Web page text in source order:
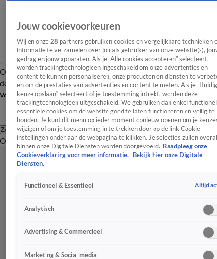
OverzichtAfleveringen Entertainment TV Algemeen
Tip
de redactieNieuwsbrief
Volg Shownieuws
Zoeken
OverzichtEntertainmentSpraakmakendRealityCrimeVideo's
Jouw cookievoorkeuren
Wij en onze 28 partners gebruiken cookies en vergelijkbare technieken
informatie te verzamelen over jou als gebruiker van onze website(s),
gedrag en jouw apparaten. Als je „Alle cookies accepteren” selecteert,
worden trackingtechnologieën ingeschakeld om onze advertenties en
content te kunnen personaliseren, onze producten en diensten te
en om de prestaties van advertenties en content te meten. Als je
keuze opslaan” selecteert of je toestemming intrekt, worden deze
trackingtechnologieën uitgeschakeld. We gebruiken dan enkel
essentiële cookies om de website goed te laten functioneren en veilig te
houden. Je kunt dit menu op ieder moment opnieuw openen om je
wijzigen of om je toestemming in te trekken door op de link Cookie-
instellingen onder aan de webpagina te klikken. Je selecties zullen overal
binnen onze Digitale Diensten worden doorgevoerd. Raadpleeg onze
Cookieverklaring voor meer informatie.
Bekijk hier onze Digitale
Diensten.
Functioneel & Essentieel Altijd
Analytisch
Advertising & Commercieel
Marketing & Social media